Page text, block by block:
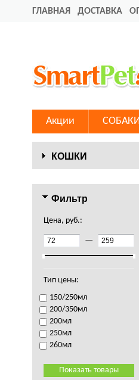
ГЛАВНАЯ ДОСТАВКА
Акции
КОШКИ
Фильтр
Цена, руб.:
—
Тип цены:
150/250мл
200/350мл
200мл
250мл
260мл